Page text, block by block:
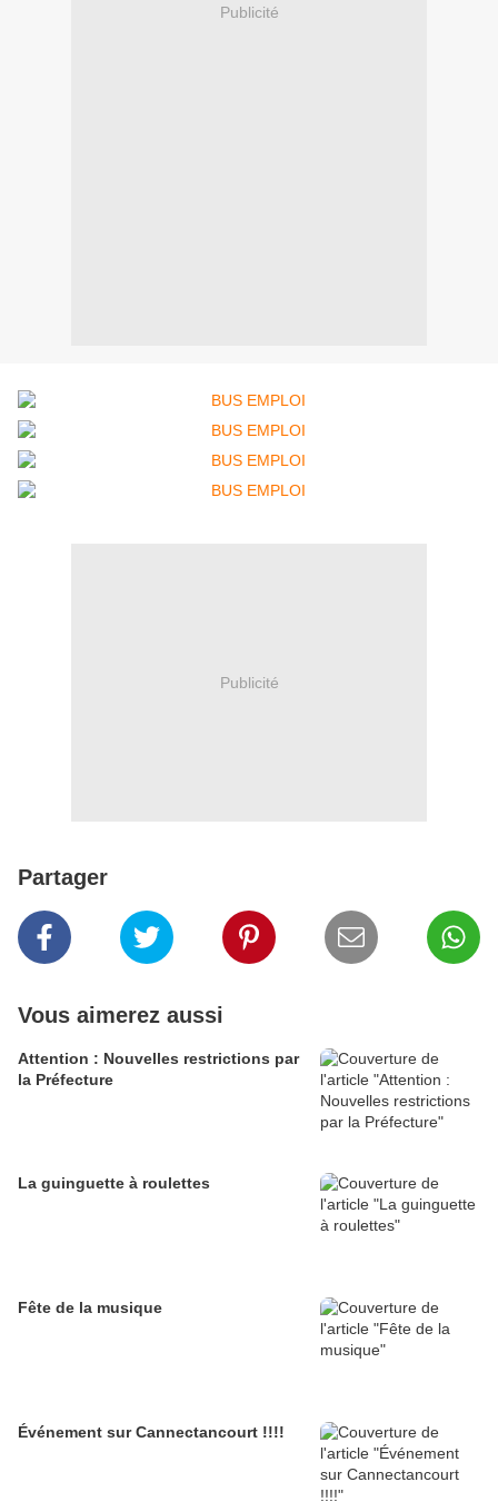
Publicité
Publicité
Partager
Vous aimerez aussi
Attention : Nouvelles restrictions par
la Préfecture
La guinguette à roulettes
Fête de la musique
Événement sur Cannectancourt !!!!